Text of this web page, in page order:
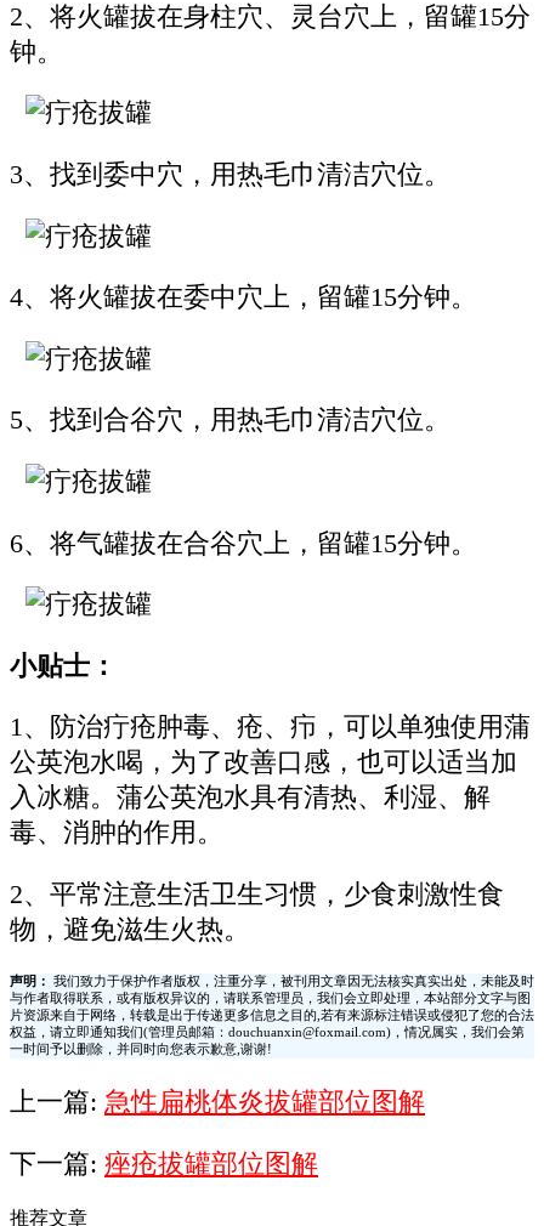
2、将火罐拔在身柱穴、灵台穴上，留罐15分
钟。
3、找到委中穴，用热毛巾清洁穴位。
4、将火罐拔在委中穴上，留罐15分钟。
5、找到合谷穴，用热毛巾清洁穴位。
6、将气罐拔在合谷穴上，留罐15分钟。
小贴士：
1、防治疔疮肿毒、疮、疖，可以单独使用蒲
公英泡水喝，为了改善口感，也可以适当加
入冰糖。蒲公英泡水具有清热、利湿、解
毒、消肿的作用。
2、平常注意生活卫生习惯，少食刺激性食
物，避免滋生火热。
声明：
我们致力于保护作者版权，注重分享，被刊用文章因无法核实真实出处，未能及时
与作者取得联系，或有版权异议的，请联系管理员，我们会立即处理，本站部分文字与图
片资源来自于网络，转载是出于传递更多信息之目的,若有来源标注错误或侵犯了您的合法
权益，请立即通知我们(管理员邮箱：douchuanxin@foxmail.com)，情况属实，我们会第
一时间予以删除，并同时向您表示歉意,谢谢!
上一篇: 急性扁桃体炎拔罐部位图解
下一篇: 痤疮拔罐部位图解
推荐文章